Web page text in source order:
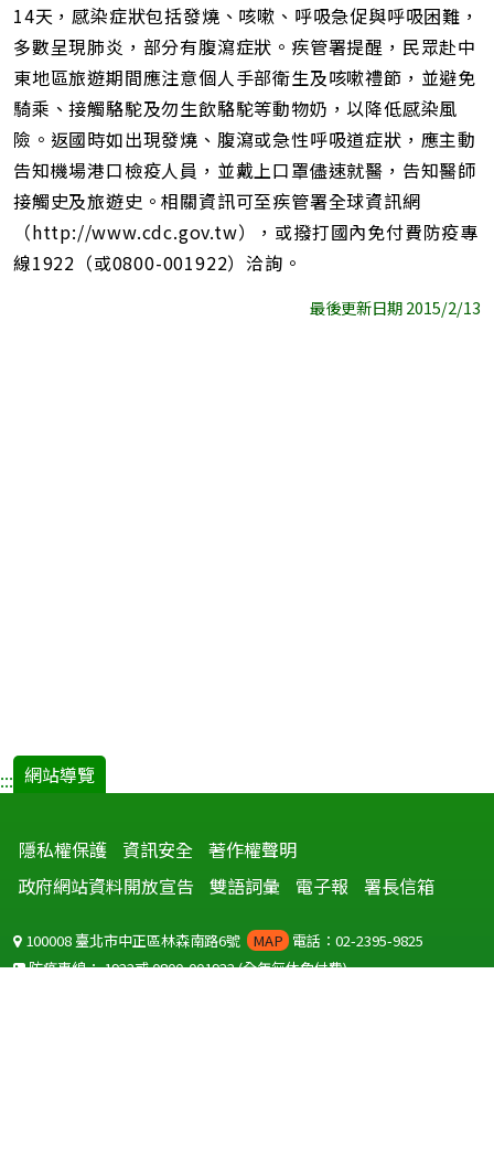
14天，感染症狀包括發燒、咳嗽、呼吸急促與呼吸困難，
多數呈現肺炎，部分有腹瀉症狀。疾管署提醒，民眾赴中
東地區旅遊期間應注意個人手部衛生及咳嗽禮節，並避免
騎乘、接觸駱駝及勿生飲駱駝等動物奶，以降低感染風
險。返國時如出現發燒、腹瀉或急性呼吸道症狀，應主動
告知機場港口檢疫人員，並戴上口罩儘速就醫，告知醫師
接觸史及旅遊史。相關資訊可至疾管署全球資訊網
（http://www.cdc.gov.tw），或撥打國內免付費防疫專
線1922（或0800-001922）洽詢。
最後更新日期 2015/2/13
::: 網站導覽
隱私權保護 資訊安全 著作權聲明
政府網站資料開放宣告
雙語詞彙 電子報 署長信箱
100008 臺北市中正區林森南路6號 MAP 電話：02-2395-9825
防疫專線：1922或0800-001922(全年無休免付費)